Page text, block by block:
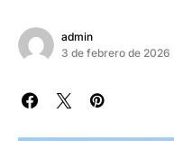
admin
3 de febrero de 2026